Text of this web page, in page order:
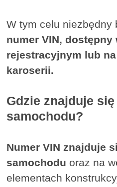
W tym celu niezbędny
numer VIN, dostępny
rejestracyjnym lub
karoserii.
Gdzie znajduje
samochodu?
Numer VIN znajduje
samochodu oraz na
elementach